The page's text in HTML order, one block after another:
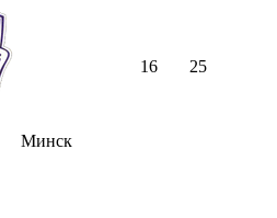
Минск
16 25